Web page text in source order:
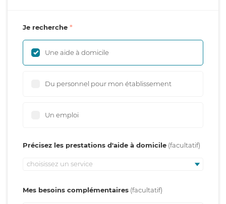
Je recherche
Une aide à domicile
Du personnel pour mon établissement
Un emploi
Précisez les prestations d'aide à domicile
choisissez un service
Mes besoins complémentaires